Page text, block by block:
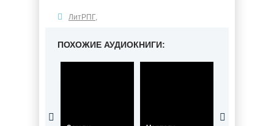
ЛитРПГ,
ПОХОЖИЕ АУДИОКНИГИ: